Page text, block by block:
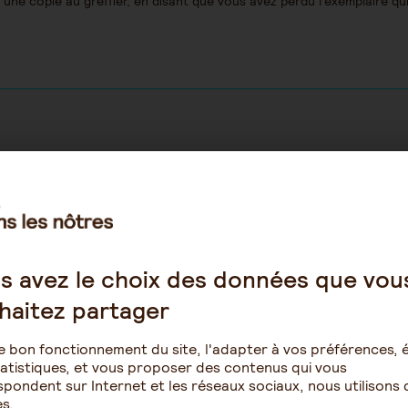
10 juillet 2026 10:06
renforcée sans
mis au courant
13 juillet 2026
avez le choix des données que
partager
bon fonctionnement du site, l'adapter à vos préférences,
et vous proposer des contenus qui vous
sur Internet et les réseaux sociaux, nous utilisons